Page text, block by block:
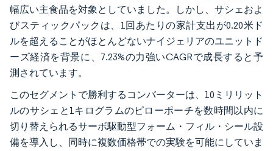
幅広い主食品を対象としていました。しかし、サシェおよ
びスティックパックは、1回あたりの家計支出が0.20米ド
ルを超えることがほとんどないナイジェリアのユニットド
ーズ経済を背景に、7.23%の力強いCAGRで成長すると予
測されています。
このセグメントで勝利するコンバーターは、10ミリリット
ルのサシェと1キログラムのピローポーチを数時間以内に
切り替えられるサーボ駆動型フォーム・フィル・シール設
備を導入し、同時に複数価格帯での実験を可能にしていま